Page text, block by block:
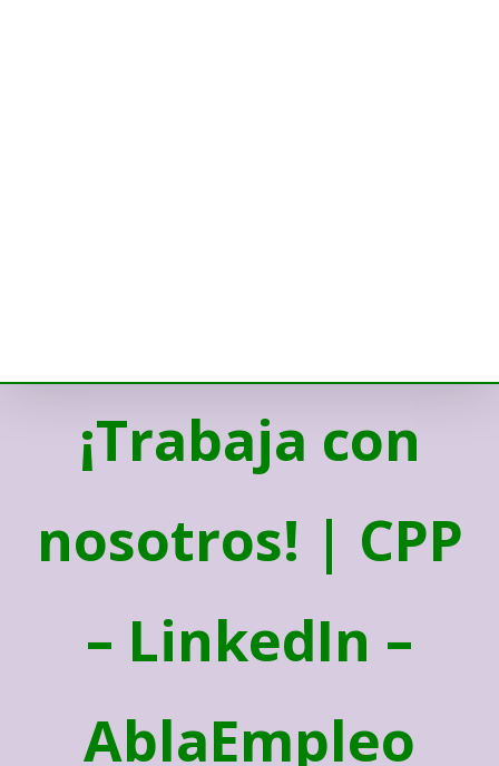
¡Trabaja con
nosotros! | CPP
– LinkedIn –
AblaEmpleo